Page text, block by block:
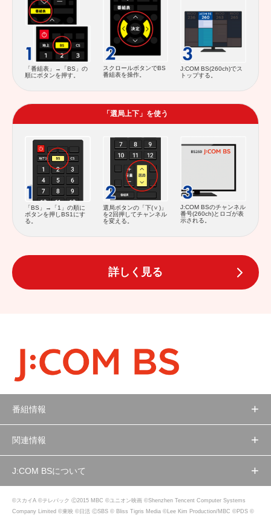
「番組表」→「BS」の
順にボタンを押す。
スクロールボタンでBS
番組表を操作。
J:COM BS(260ch)でス
トップする。
「選局上下」を使う
「BS」→「1」の順に
ボタンを押しBS1にす
る。
選局ボタンの「下(
)」
を2回押してチャンネル
を変える。
J:COM BSのチャンネル
番号(260ch)とロゴが表
示される。
詳しく見る
番組情報
関連情報
J:COM BSについて
©スカイA ©テレパック Ⓒ2015 MBC ©ユニオン映画 ©Shenzhen Tencent Computer Systems
Company Limited ©東映 ©日活 ⒸSBS © Bliss Tigris Media ©Lee Kim Production/MBC ©PDS ©